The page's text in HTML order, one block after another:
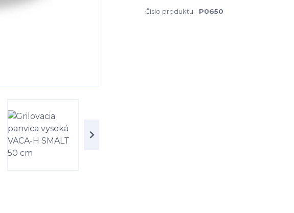
Číslo produktu: P0650